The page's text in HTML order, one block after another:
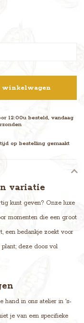
winkelwagen
12:00u besteld, vandaag
op bestelling gemaakt
variatie
kunt geven? Onze luxe
momenten die een groot
een bedankje zoekt voor
plant; deze doos vol
hand in ons atelier in 's-
je van een specifieke